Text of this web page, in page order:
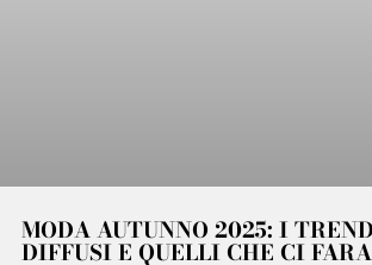
MODA AUTUNNO 2025: I
DIFFUSI E QUELLI CHE CI